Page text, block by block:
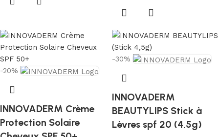
-20%
INNOVADERM Crème
Protection Solaire
-30%
INNOVADERM
BEAUTYLIPS Stick à
Lèvres spf 20 (4,5g)